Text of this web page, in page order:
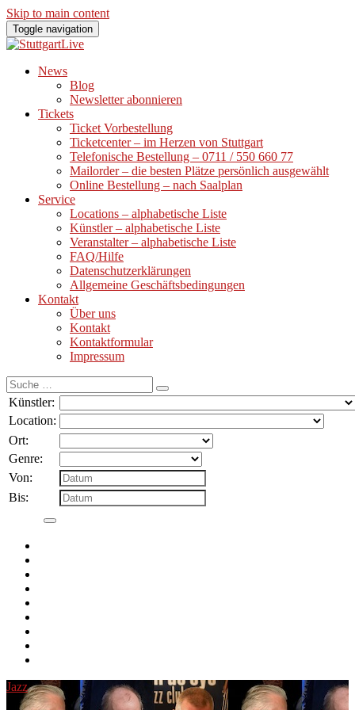
Skip to main content
Toggle navigation
News
Blog
Newsletter abonnieren
Tickets
Ticket Vorbestellung
Ticketcenter – im Herzen von Stuttgart
Telefonische Bestellung – 0711 / 550 660 77
Mailorder – die besten Plätze persönlich ausgewählt
Online Bestellung – nach Saalplan
Service
Locations – alphabetische Liste
Künstler – alphabetische Liste
Veranstalter – alphabetische Liste
FAQ/Hilfe
Datenschutzerklärungen
Allgemeine Geschäftsbedingungen
Kontakt
Über uns
Kontakt
Kontaktformular
Impressum
Suche
nach:
Künstler:
Location:
Ort:
Genre:
Von:
Bis:
Jazz